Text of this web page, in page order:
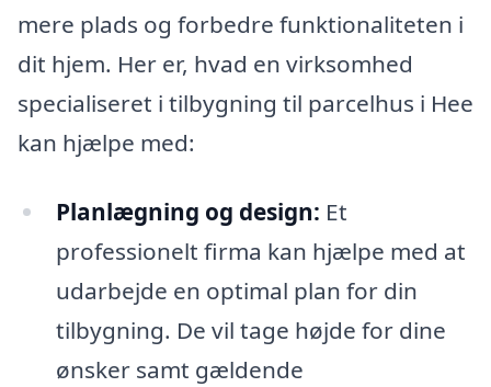
mere plads og forbedre funktionaliteten i
dit hjem. Her er, hvad en virksomhed
specialiseret i tilbygning til parcelhus i Hee
kan hjælpe med:
Planlægning og design: Et
professionelt firma kan hjælpe med at
udarbejde en optimal plan for din
tilbygning. De vil tage højde for dine
ønsker samt gældende